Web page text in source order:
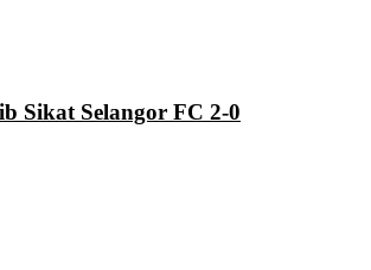
Sikat Selangor FC 2-0